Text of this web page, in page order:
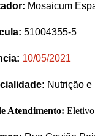
: Mosaicum
51004355-5
10/05/2021
Nutrição
Atendimento: Eletivo